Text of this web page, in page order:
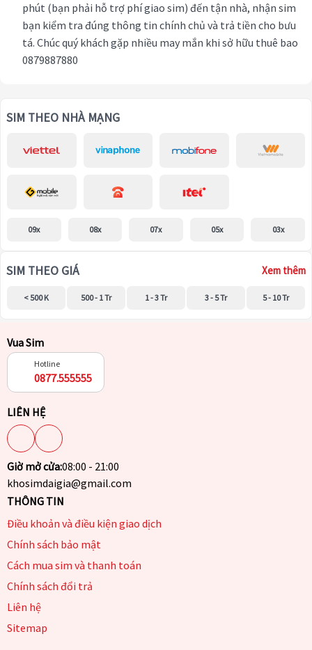
phút (bạn phải hỗ trợ phí giao sim) đến tận nhà, nhận sim
bạn kiểm tra đúng thông tin chính chủ và trả tiền cho bưu
tá. Chúc quý khách gặp nhiều may mắn khi sở hữu thuê bao
0879887880
SIM THEO NHÀ MẠNG
09x 08x 07x 05x 03x
SIM THEO GIÁ Xem thêm
< 500 K 500 - 1 Tr 1 - 3 Tr 3 - 5 Tr 5 - 10 Tr
Vua Sim
Hotline
0877.555555
LIÊN HỆ
Giờ mở cửa:08:00 - 21:00
khosimdaigia@gmail.com
THÔNG TIN
Điều khoản và điều kiện giao dịch
Chính sách bảo mật
Cách mua sim và thanh toán
Chính sách đổi trả
Liên hệ
Sitemap